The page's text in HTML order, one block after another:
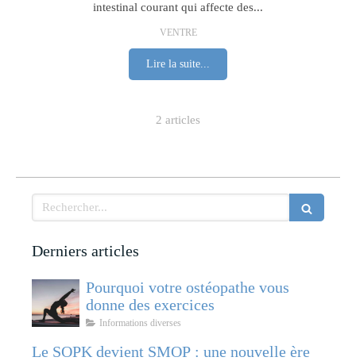
intestinal courant qui affecte des...
VENTRE
Lire la suite...
2 articles
Rechercher
Derniers articles
Pourquoi votre ostéopathe vous
donne des exercices
Informations diverses
Le SOPK devient SMOP : une nouvelle ère